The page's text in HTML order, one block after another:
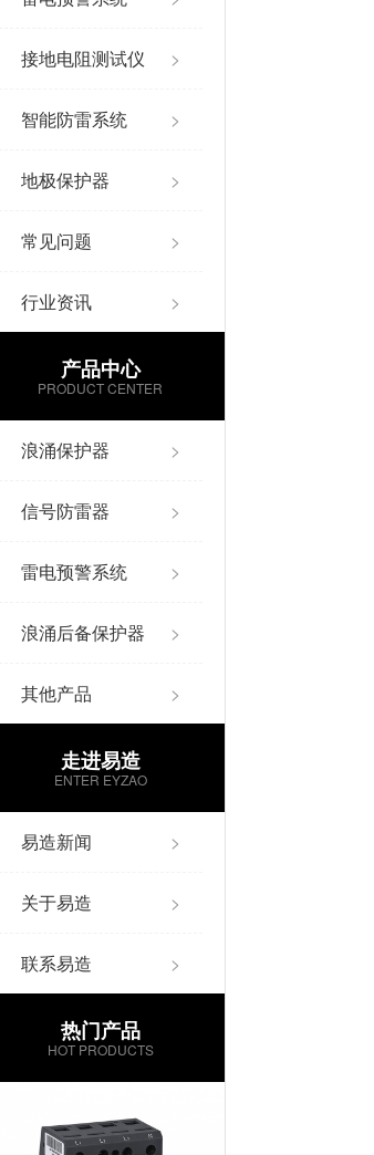
接地电阻测试仪 >
智能防雷系统 >
地极保护器 >
常见问题 >
行业资讯 >
产品中心
PRODUCT CENTER
浪涌保护器 >
信号防雷器 >
雷电预警系统 >
浪涌后备保护器 >
其他产品 >
走进易造
ENTER EYZAO
易造新闻 >
关于易造 >
联系易造 >
热门产品
HOT PRODUCTS